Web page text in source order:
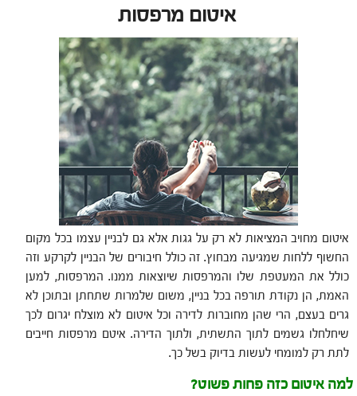
איטום מרפסות
איטום מחויב המציאות לא רק על גגות אלא גם לבניין עצמו בכל מקום
החשוף ללחות שמגיעה מבחוץ. זה כולל חיבורים של הבניין לקרקע וזה
כולל את המעטפת שלו והמרפסות שיוצאות ממנו. המרפסות, למען
האמת, הן נקודת תורפה בכל בניין, משום שלמרות שתחתן ובתוכן לא
גרים בעצם, הרי שהן מחוברות לדירה וכל איטום לא מוצלח יגרום לכך
שיחלחלו גשמים לתוך התשתית, ולתוך הדירה. איטם מרפסות חייבים
לתת רק למומחי לעשות בדיוק בשל כך.
למה איטום כזה פחות פשוט?